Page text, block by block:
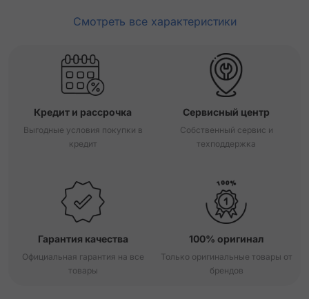
Смотреть все характеристики
Кредит и рассрочка
Выгодные условия покупки в
кредит
Сервисный центр
Собственный сервис и
техподдержка
Гарантия качества
Официальная гарантия на все
товары
100% оригинал
Только оригинальные товары от
брендов